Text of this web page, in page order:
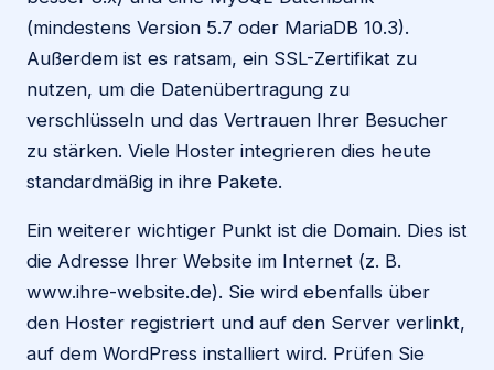
(mindestens Version 5.7 oder MariaDB 10.3).
Außerdem ist es ratsam, ein SSL-Zertifikat zu
nutzen, um die Datenübertragung zu
verschlüsseln und das Vertrauen Ihrer Besucher
zu stärken. Viele Hoster integrieren dies heute
standardmäßig in ihre Pakete.
Ein weiterer wichtiger Punkt ist die Domain. Dies ist
die Adresse Ihrer Website im Internet (z. B.
www.ihre-website.de). Sie wird ebenfalls über
den Hoster registriert und auf den Server verlinkt,
auf dem WordPress installiert wird. Prüfen Sie